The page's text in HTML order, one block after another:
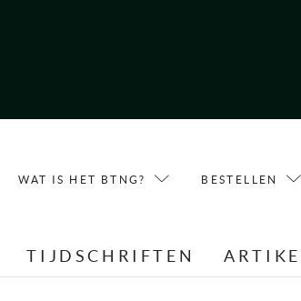
WAT IS HET BTNG? BESTELLEN
TIJDSCHRIFTEN